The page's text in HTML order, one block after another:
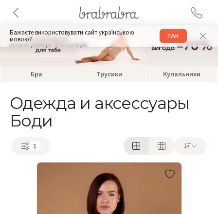
Бажаєте використовувати сайт українською
мовою?
ТАК
Бра Трусики Купальники
Одежда и аксессуары
Боди
1